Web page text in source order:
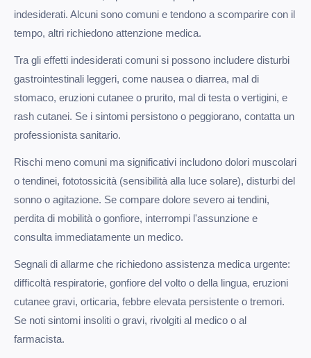
indesiderati. Alcuni sono comuni e tendono a scomparire con il
tempo, altri richiedono attenzione medica.
Tra gli effetti indesiderati comuni si possono includere disturbi
gastrointestinali leggeri, come nausea o diarrea, mal di
stomaco, eruzioni cutanee o prurito, mal di testa o vertigini, e
rash cutanei. Se i sintomi persistono o peggiorano, contatta un
professionista sanitario.
Rischi meno comuni ma significativi includono dolori muscolari
o tendinei, fototossicità (sensibilità alla luce solare), disturbi del
sonno o agitazione. Se compare dolore severo ai tendini,
perdita di mobilità o gonfiore, interrompi l'assunzione e
consulta immediatamente un medico.
Segnali di allarme che richiedono assistenza medica urgente:
difficoltà respiratorie, gonfiore del volto o della lingua, eruzioni
cutanee gravi, orticaria, febbre elevata persistente o tremori.
Se noti sintomi insoliti o gravi, rivolgiti al medico o al
farmacista.